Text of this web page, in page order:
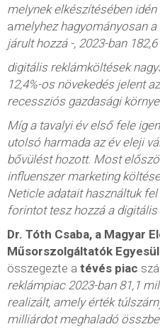
melynek elkészítésében
amelyhez hagyományosan
járult hozzá -, 2023-ban
digitális reklámköltések
12,4%-os növekedés jelent
recessziós gazdasági
Míg a tavalyi év első fele
utolsó harmada az év eleji
bővülést hozott. Most
influenszer marketing
Neticle adatait használtuk
forintot tesz hozzá a
Dr. Tóth Csaba, a Magyar
Műsorszolgáltatók
összegezte a tévés piac
reklámpiac 2023-ban 81,1
realizált, amely érték
milliárdot meghaladó